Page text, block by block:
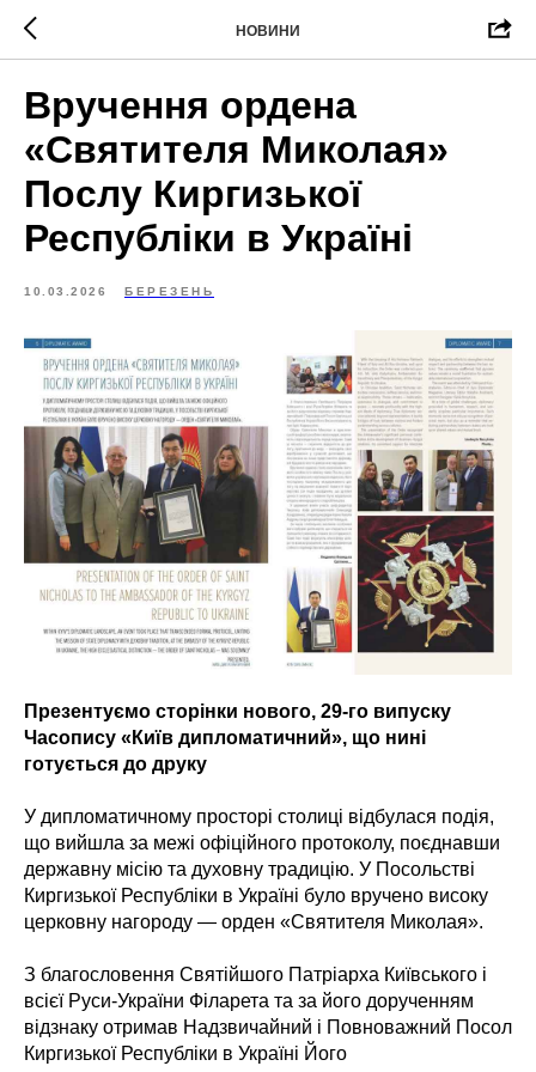
НОВИНИ
Вручення ордена
«Святителя Миколая»
Послу Киргизької
Республіки в Україні
10.03.2026 БЕРЕЗЕНЬ
Презентуємо сторінки нового, 29-го випуску
Часопису «Київ дипломатичний», що нині
готується до друку
У дипломатичному просторі столиці відбулася подія,
що вийшла за межі офіційного протоколу, поєднавши
державну місію та духовну традицію. У Посольстві
Киргизької Республіки в Україні було вручено високу
церковну нагороду — орден «Святителя Миколая».
З благословення Святійшого Патріарха Київського і
всієї Руси-України Філарета та за його дорученням
відзнаку отримав Надзвичайний і Повноважний Посол
Киргизької Республіки в Україні Його